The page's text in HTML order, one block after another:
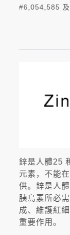
#6,054,585 及
鋅是人體25
元素，不能
供。鋅是人
胰島素所必
成、維護紅
重要作用。